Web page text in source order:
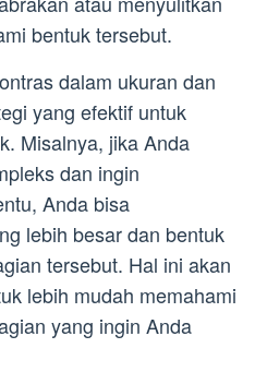
bentuk tersebut.
dalam ukuran dan
yang efektif untuk
Misalnya, jika Anda
dan ingin
Anda bisa
lebih besar dan bentuk
tersebut. Hal ini akan
lebih mudah memahami
yang ingin Anda